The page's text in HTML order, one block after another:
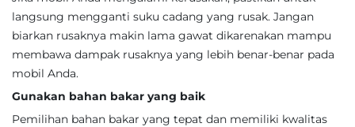
langsung mengganti suku cadang yang rusak. Jangan
biarkan rusaknya makin lama gawat dikarenakan mampu
membawa dampak rusaknya yang lebih benar-benar pada
mobil Anda.
Gunakan bahan bakar yang baik
Pemilihan bahan bakar yang tepat dan memiliki kwalitas